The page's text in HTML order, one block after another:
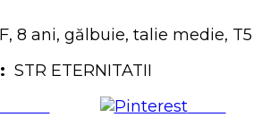
F, 8 ani, gălbuie, talie medie, T5
STR ETERNITATII
on
Save